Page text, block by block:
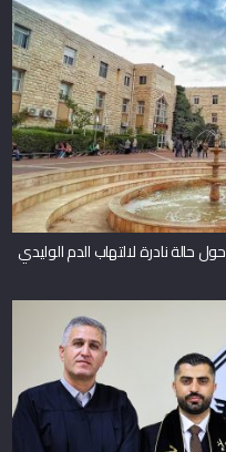
نادرة لالتهاب الدم الوليدي